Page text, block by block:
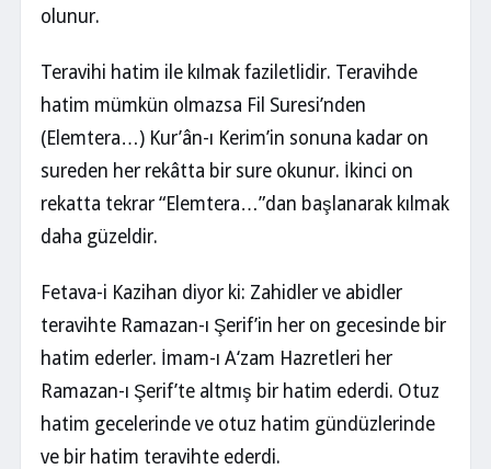
olunur.
Teravihi hatim ile kılmak faziletlidir. Teravihde
hatim mümkün olmazsa Fil Suresi’nden
(Elemtera…) Kur’ân-ı Kerim’in sonuna kadar on
sureden her rekâtta bir sure okunur. İkinci on
rekatta tekrar “Elemtera…”dan başlanarak kılmak
daha güzeldir.
Fetava-i Kazihan diyor ki: Zahidler ve abidler
teravihte Ramazan-ı Şerif’in her on gecesinde bir
hatim ederler. İmam-ı A‘zam Hazretleri her
Ramazan-ı Şerif’te altmış bir hatim ederdi. Otuz
hatim gecelerinde ve otuz hatim gündüzlerinde
ve bir hatim teravihte ederdi.